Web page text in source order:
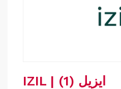
IZIL | ايزيل (1)